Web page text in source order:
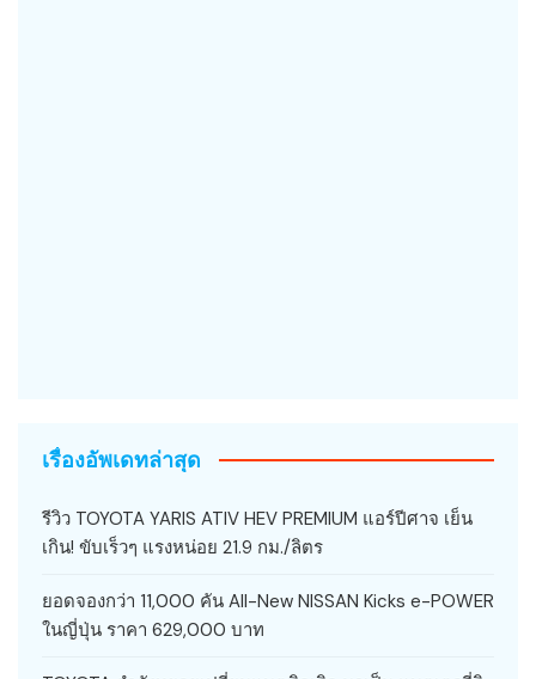
เรื่องอัพเดทล่าสุด
รีวิว TOYOTA YARIS ATIV HEV PREMIUM แอร์ปีศาจ เย็น
เกิน! ขับเร็วๆ แรงหน่อย 21.9 กม./ลิตร
ยอดจองกว่า 11,000 คัน All-New NISSAN Kicks e-POWER
ในญี่ปุ่น ราคา 629,000 บาท